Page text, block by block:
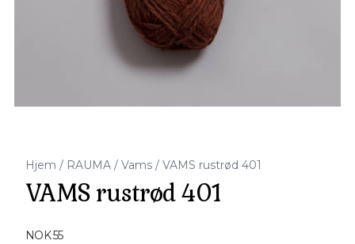
Hjem / RAUMA / Vams / VAMS rustrød 401
VAMS rustrød 401
NOK 55